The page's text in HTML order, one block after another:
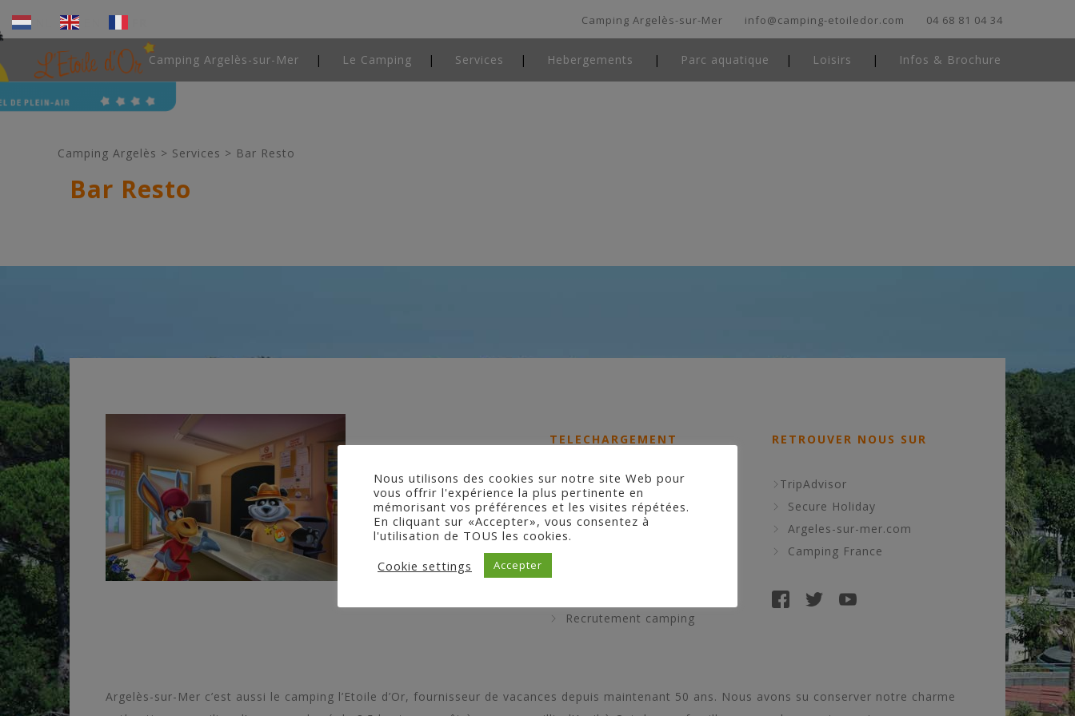
Camping Argelès-sur-Mer info@camping-etoiledor.com 04 68 81 04 34
Camping Argelès-sur-Mer Le Camping Services Hebergements Parc aquatique Loisirs Infos & Brochure
Camping Argelès > Services > Bar Resto
Bar Resto
TELECHARGEMENT
Contrat de réservation 2026
Notre brochure
Brochure GB
Recrutement camping
RETROUVER NOUS SUR
TripAdvisor
Secure Holiday
Argeles-sur-mer.com
Camping France
Argelès-sur-Mer c’est aussi le camping l’Etoile d’Or, fournisseur de vacances depuis maintenant 50 ans. Nous avons su conserver notre charme
Nous utilisons des cookies sur notre site Web pour
vous offrir l'expérience la plus pertinente en
mémorisant vos préférences et les visites répétées.
En cliquant sur «Accepter», vous consentez à
l'utilisation de TOUS les cookies.
Cookie settings
Accepter